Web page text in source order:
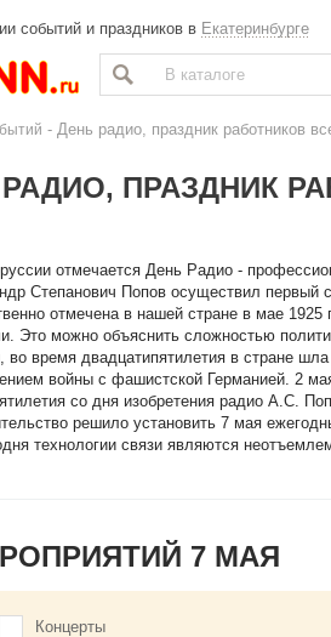
событий и праздников в Екатеринбурге
- День радио, праздник работников
ПРАЗДНИК
отмечается День Радио -
Степанович Попов осуществил
отмечена в нашей стране в мае
Это можно объяснить сложностью
во время двадцатипятилетия в стране
войны с фашистской Германией. 2
со дня изобретения радио А.С.
решило установить 7 мая
технологии связи являются
7 МАЯ
Концерты